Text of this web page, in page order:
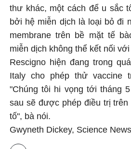
thư khác, một cách để u sắc
bởi hệ miễn dịch là loại bỏ đi
membrane trên bề mặt tế
miễn dịch không thể kết nối
Rescigno hiện đang trong
Italy cho phép thử vaccine
"Chúng tôi hi vọng tới tháng
sau sẽ được phép điều trị
tố", bà nói.
Gwyneth Dickey, Science News